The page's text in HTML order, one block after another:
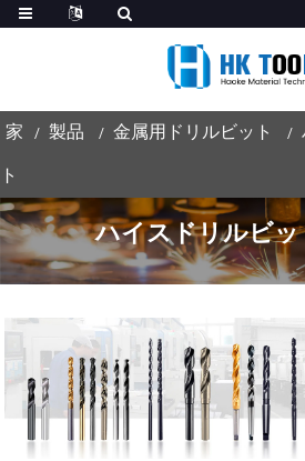
家 製品 金属用ドリルビット
ト
ハイスドリルビ